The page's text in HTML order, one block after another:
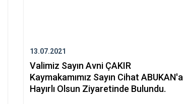
13.07.2021
Valimiz Sayın Avni ÇAKIR
Kaymakamımız Sayın Cihat ABUKAN'a
Hayırlı Olsun Ziyaretinde Bulundu.